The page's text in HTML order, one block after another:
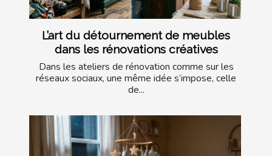
L’art du détournement de meubles
dans les rénovations créatives
Dans les ateliers de rénovation comme sur les
réseaux sociaux, une même idée s’impose, celle
de...